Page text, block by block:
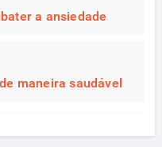
a ansiedade
maneira saudável